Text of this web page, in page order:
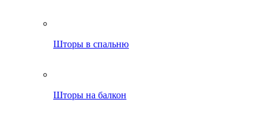
Шторы в спальню
Шторы на балкон